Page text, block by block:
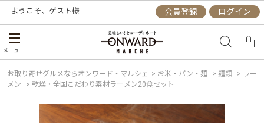
ようこそ、 ゲスト様 会員登録 ログイン
メニュー
お取り寄せグルメならオンワード・マルシェ > お米・パン・麺 > 麺類 > ラー
メン
> 乾燥・全国こだわり素材ラーメン20食セット